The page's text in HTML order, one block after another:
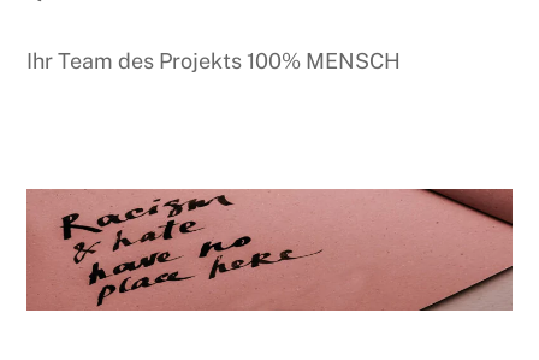
Ihr Team des Projekts 100% MENSCH